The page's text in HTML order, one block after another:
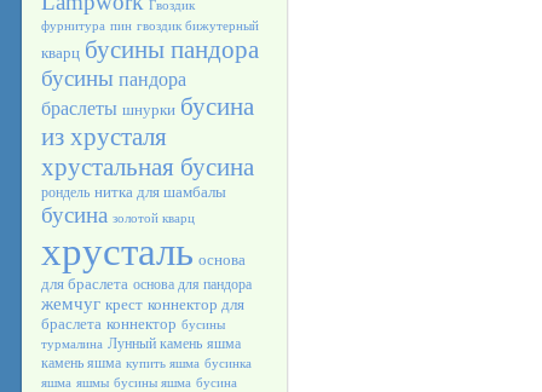
Гвоздик
фурнитура пин гвоздик бижутерный
кварц бусины пандора
бусины пандора
браслеты шнурки бусина
из хрусталя
хрустальная бусина
рондель нитка для шамбалы
бусина золотой кварц
хрусталь основа
для браслета основа для пандора
жемчуг крест коннектор для
браслета коннектор бусины
турмалина Лунный камень яшма
камень яшма купить яшма бусинка
яшма яшмы бусины яшма бусина